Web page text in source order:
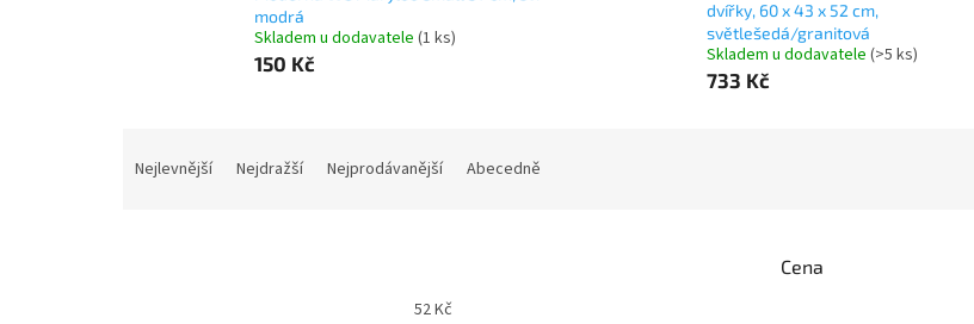
modrá
Skladem u dodavatele (1 ks)
150 Kč
dvířky, 60 x 43 x 52 cm,
světlešedá/granitová
Skladem u dodavatele(>5 ks)
733 Kč
Nejlevnější Nejdražší Nejprodávanější Abecedně
Cena
52Kč